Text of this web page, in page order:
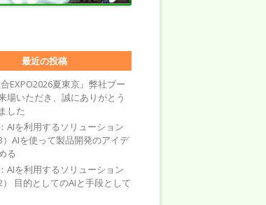
最近の投稿
合EXPO2026夏東京』弊社ブー
場いただき、誠にありがとう
した
AIを利用するソリューション
）AIを使って製品開発のアイデ
る
AIを利用するソリューション
目的としてのAIと手段として